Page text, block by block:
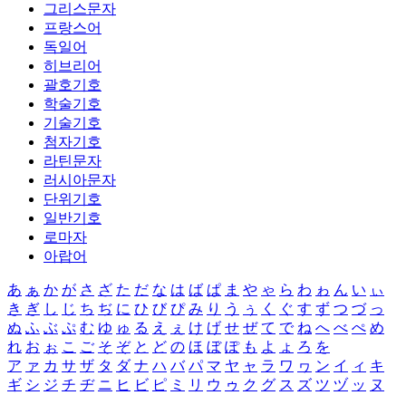
그리스문자
프랑스어
독일어
히브리어
괄호기호
학술기호
기술기호
첨자기호
라틴문자
러시아문자
단위기호
일반기호
로마자
아랍어
あ ぁ か が さ ざ た だ な は ば ぱ ま や ゃ ら わ ゎ ん い ぃ
き ぎ し じ ち ぢ に ひ び ぴ み り う ぅ く ぐ す ず つ づ っ
ぬ ふ ぶ ぷ む ゆ ゅ る え ぇ け げ せ ぜ て で ね へ べ ぺ め
れ お ぉ こ ご そ ぞ と ど の ほ ぼ ぽ も よ ょ ろ を
ア ァ カ サ ザ タ ダ ナ ハ バ パ マ ヤ ャ ラ ワ ヮ ン イ ィ キ
ギ シ ジ チ ヂ ニ ヒ ビ ピ ミ リ ウ ゥ ク グ ス ズ ツ ヅ ッ ヌ